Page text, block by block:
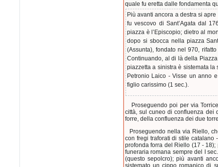
quale fu eretta dalle fondamenta
Più avanti ancora a destra si
fu vescovo di Sant’Agata dal
piazza è l’Episcopio; dietro al
dopo si sbocca nella piazza
(Assunta), fondato nel 970,
Continuando, al di là della
piazzetta a sinistra è sistemata
Petronio Laico - Visse un anno
figlio carissimo (1 sec.).
Proseguendo poi per via
città, sul cuneo di confluenza dei
forre, della confluenza dei due
Proseguendo nella via Riello,
con fregi traforati di stile catalano
profonda forra del Riello (17 - 18);
funeraria romana sempre del I
(questo sepolcro); più avanti
sistemato un cippo romanico di